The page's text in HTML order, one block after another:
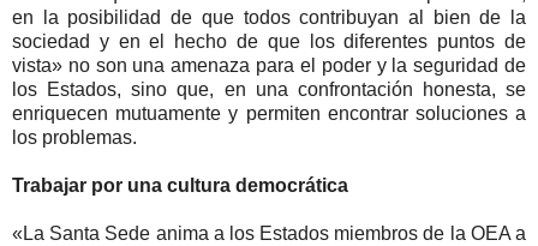
en la posibilidad de que todos contribuyan al bien de la
sociedad y en el hecho de que los diferentes puntos de
vista» no son una amenaza para el poder y la seguridad de
los Estados, sino que, en una confrontación honesta, se
enriquecen mutuamente y permiten encontrar soluciones a
los problemas.
Trabajar por una cultura democrática
«La Santa Sede anima a los Estados miembros de la OEA a